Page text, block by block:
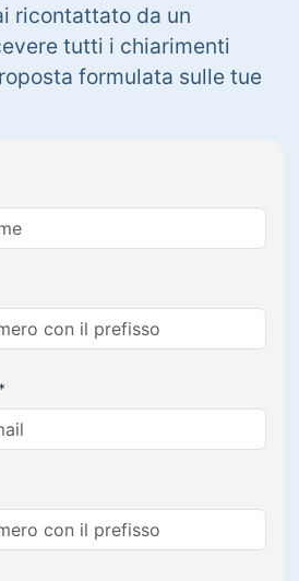
ricontattato da un
tutti i chiarimenti
formulata sulle tue